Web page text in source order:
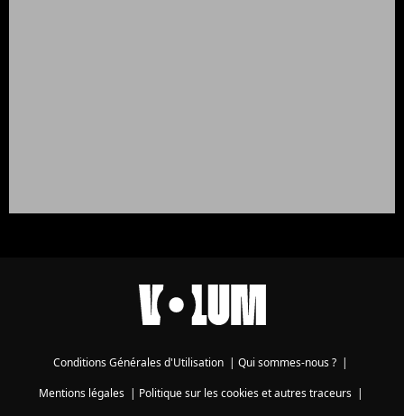
Conditions Générales d'Utilisation | Qui sommes-nous ? |
Mentions légales| Politique sur les cookies et autres traceurs|